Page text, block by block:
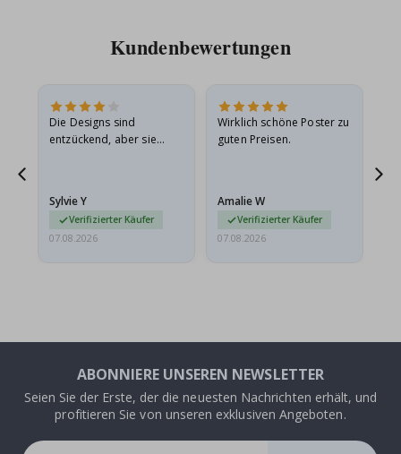
Kundenbewertungen
Die Designs sind
entzückend, aber sie
sie…
Sylvie Y
Verifizierter Käufer
07.08.2026
Wirklich schöne Poster zu
guten Preisen.
Amalie W
Verifizierter Käufer
07.08.2026
ABONNIERE UNSEREN NEWSLETTER
Seien Sie der Erste, der die neuesten Nachrichten erhält, und
profitieren Sie von unseren exklusiven Angeboten.